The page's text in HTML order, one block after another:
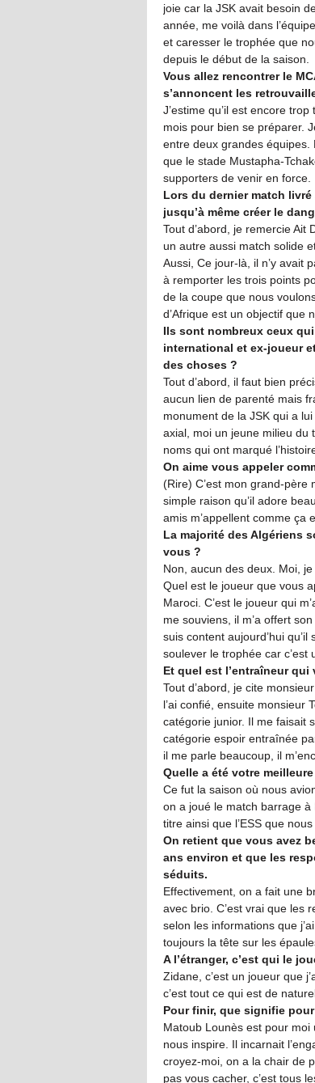
joie car la JSK avait besoin
année, me voilà dans
et caresser le trophée que
depuis le début de la saison.
Vous allez rencontrer le
s’annoncent les
J’estime qu’il est encore
mois pour bien se préparer.
entre deux grandes
que le stade Mustapha-
supporters de venir en force.
Lors du dernier match livré
jusqu’à même créer le
Tout d’abord, je remercie Ait
un autre aussi match solide
Aussi, Ce jour-là, il n’y avait
à remporter les trois points
de la coupe que nous
d’Afrique est un objectif que
Ils sont nombreux ceux
international et ex-joueur
des choses ?
Tout d’abord, il faut bien
aucun lien de parenté mais
monument de la JSK qui a
axial, moi un jeune milieu du
noms qui ont marqué
On aime vous appeler
(Rire) C’est mon grand-père
simple raison qu’il adore
amis m’appellent comme ça
La majorité des Algériens
vous ?
Non, aucun des deux. Moi,
Quel est le joueur que vous
Maroci. C’est le joueur qui
me souviens, il m’a offert
suis content aujourd’hui
soulever le trophée car c’est
Et quel est l’entraîneur
Tout d’abord, je cite
l’ai confié, ensuite monsieur
catégorie junior. Il me faisait
catégorie espoir entraînée
il me parle beaucoup, il
Quelle a été votre
Ce fut la saison où nous
on a joué le match barrage à
titre ainsi que l’ESS que
On retient que vous avez
ans environ et que les
séduits.
Effectivement, on a fait une
avec brio. C’est vrai que les
selon les informations que
toujours la tête sur les
A l’étranger, c’est qui le
Zidane, c’est un joueur que
c’est tout ce qui est de
Pour finir, que signifie
Matoub Lounès est pour moi
nous inspire. Il incarnait
croyez-moi, on a la chair de
pas vous cacher, c’est tous